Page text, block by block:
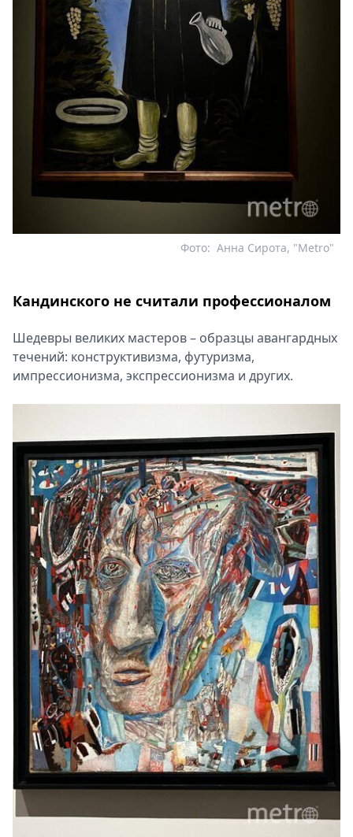
Анна Сирота, "Metro"
Фото:
Кандинского не считали профессионалом
Шедевры великих мастеров – образцы авангардных
течений: конструктивизма, футуризма,
импрессионизма, экспрессионизма и других.